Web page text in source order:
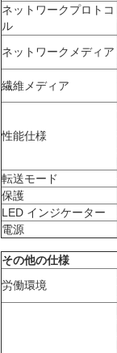
ネットワークプロトコ
ル
ネットワークメディア
繊維メディア
性能仕様
転送モード
保護
LED インジケーター
電源
その他の仕様
労働環境